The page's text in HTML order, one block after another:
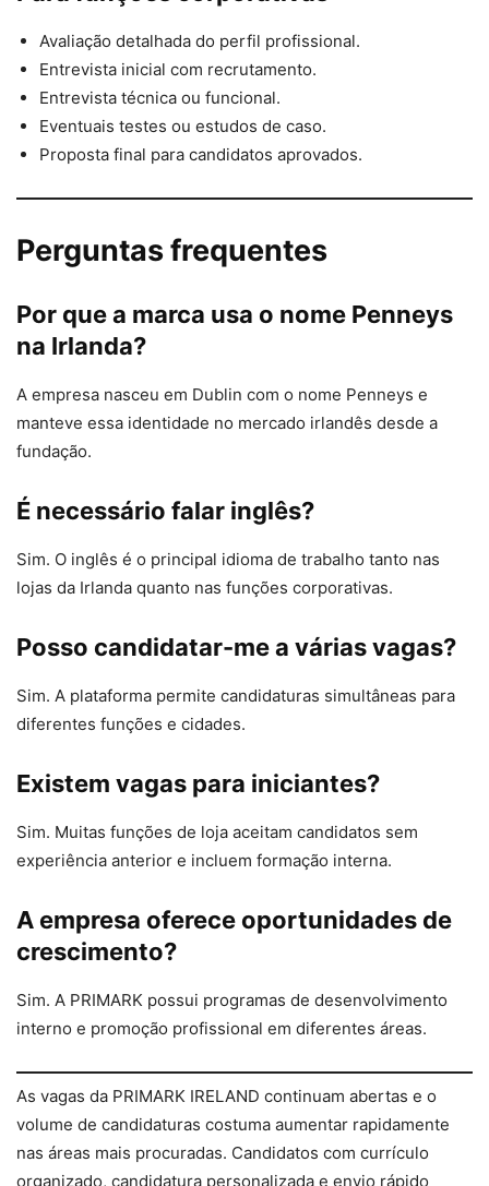
Avaliação detalhada do perfil profissional.
Entrevista inicial com recrutamento.
Entrevista técnica ou funcional.
Eventuais testes ou estudos de caso.
Proposta final para candidatos aprovados.
Perguntas frequentes
Por que a marca usa o nome Penneys
na Irlanda?
A empresa nasceu em Dublin com o nome Penneys e
manteve essa identidade no mercado irlandês desde a
fundação.
É necessário falar inglês?
Sim. O inglês é o principal idioma de trabalho tanto nas
lojas da Irlanda quanto nas funções corporativas.
Posso candidatar-me a várias vagas?
Sim. A plataforma permite candidaturas simultâneas para
diferentes funções e cidades.
Existem vagas para iniciantes?
Sim. Muitas funções de loja aceitam candidatos sem
experiência anterior e incluem formação interna.
A empresa oferece oportunidades de
crescimento?
Sim. A PRIMARK possui programas de desenvolvimento
interno e promoção profissional em diferentes áreas.
As vagas da PRIMARK IRELAND continuam abertas e o
volume de candidaturas costuma aumentar rapidamente
nas áreas mais procuradas. Candidatos com currículo
organizado, candidatura personalizada e envio rápido